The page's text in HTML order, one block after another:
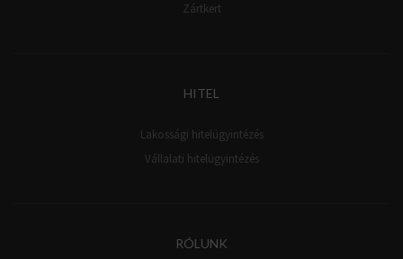
Zártkert
HITEL
Lakossági hitelügyintézés
Vállalati hitelügyintézés
RÓLUNK